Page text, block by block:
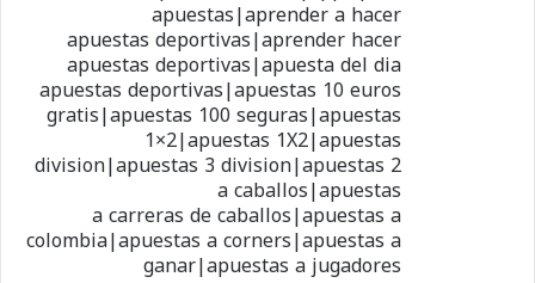
apuestas|aprender a hacer
apuestas deportivas|aprender hacer
apuestas deportivas|apuesta del dia
apuestas deportivas|apuestas 10 euros
gratis|apuestas 100 seguras|apuestas
1×2|apuestas 1X2|apuestas
2 division|apuestas 3 division|apuestas
a caballos|apuestas
a carreras de caballos|apuestas a
colombia|apuestas a corners|apuestas a
ganar|apuestas a jugadores